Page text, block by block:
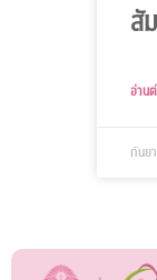
สั
อ่าน
กันย